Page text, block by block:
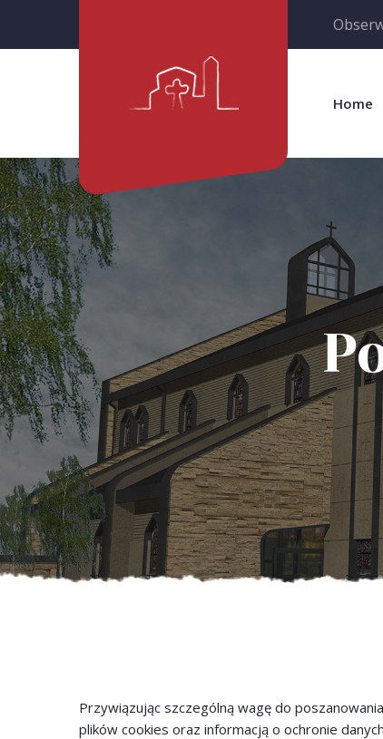
Home
Przywiązując szczególną wagę do
plików cookies oraz informacją o ochronie